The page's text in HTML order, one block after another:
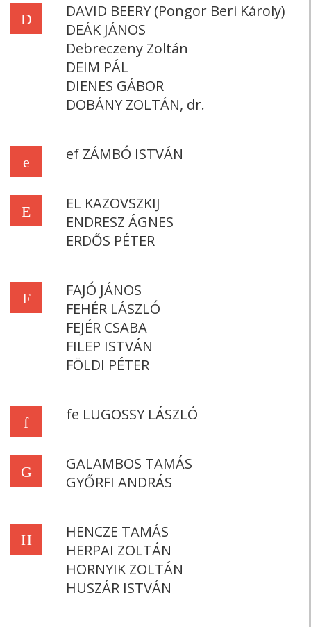
D
DAVID BEERY (Pongor Beri Károly)
DEÁK JÁNOS
Debreczeny Zoltán
DEIM PÁL
DIENES GÁBOR
DOBÁNY ZOLTÁN, dr.
e ef ZÁMBÓ ISTVÁN
E
EL KAZOVSZKIJ
ENDRESZ ÁGNES
ERDŐS PÉTER
F
FAJÓ JÁNOS
FEHÉR LÁSZLÓ
FEJÉR CSABA
FILEP ISTVÁN
FÖLDI PÉTER
f fe LUGOSSY LÁSZLÓ
G
GALAMBOS TAMÁS
GYŐRFI ANDRÁS
H
HENCZE TAMÁS
HERPAI ZOLTÁN
HORNYIK ZOLTÁN
HUSZÁR ISTVÁN